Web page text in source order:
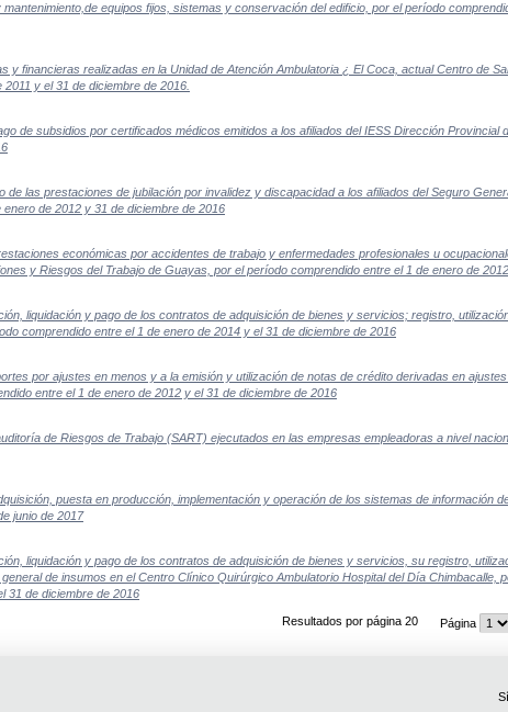
equipos fijos, sistemas y conservación del edificio, por el período
y financieras realizadas en la Unidad de Atención Ambulatoria ¿ El Coca, actual Centro de
y el 31 de diciembre de 2016.
de subsidios por certificados médicos emitidos a los afiliados del IESS Dirección
las prestaciones de jubilación por invalidez y discapacidad a los afiliados del Seguro
de 2012 y 31 de diciembre de 2016
económicas por accidentes de trabajo y enfermedades profesionales u
y Riesgos del Trabajo de Guayas, por el período comprendido entre el 1 de enero de
liquidación y pago de los contratos de adquisición de bienes y servicios; registro,
comprendido entre el 1 de enero de 2014 y el 31 de diciembre de 2016
por ajustes en menos y a la emisión y utilización de notas de crédito derivadas en
entre el 1 de enero de 2012 y el 31 de diciembre de 2016
de Riesgos de Trabajo (SART) ejecutados en las empresas empleadoras a nivel
puesta en producción, implementación y operación de los sistemas de información
junio de 2017
liquidación y pago de los contratos de adquisición de bienes y servicios, su registro,
de insumos en el Centro Clínico Quirúrgico Ambulatorio Hospital del Día Chimbacalle,
31 de diciembre de 2016
Resultados por página 20 Página